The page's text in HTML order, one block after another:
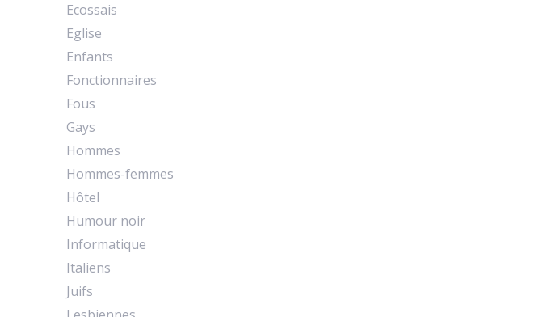
Ecossais
Eglise
Enfants
Fonctionnaires
Fous
Gays
Hommes
Hommes-femmes
Hôtel
Humour noir
Informatique
Italiens
Juifs